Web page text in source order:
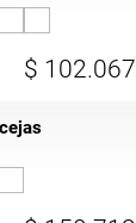
$ 102.067